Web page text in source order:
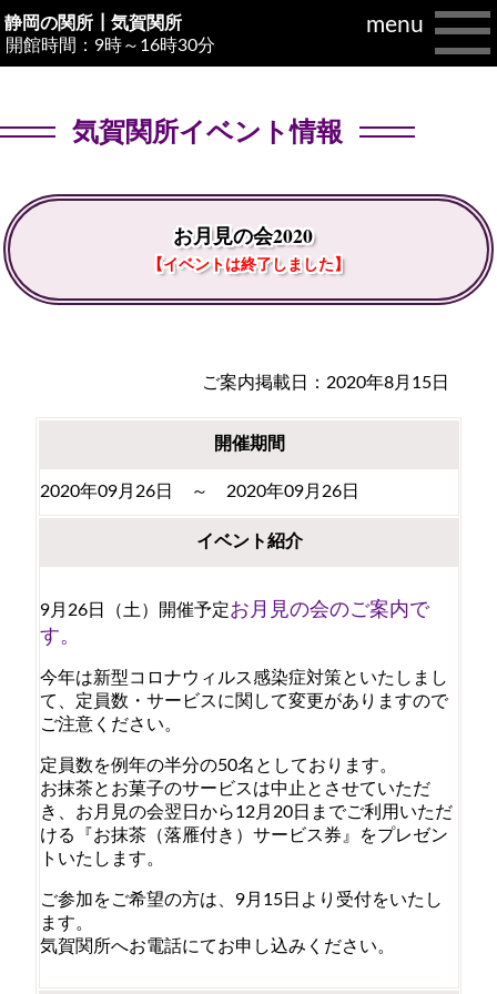
静岡の関所┃気賀関所
開館時間：9時～16時30分
menu
気賀関所イベント情報
お月見の会2020
【イベントは終了しました】
ご案内掲載日：2020年8月15日
開催期間
2020年09月26日 ～ 2020年09月26日
イベント紹介
9月26日（土）開催予定お月見の会のご案内で
す。
今年は新型コロナウィルス感染症対策といたしまし
て、定員数・サービスに関して変更がありますので
ご注意ください。
定員数を例年の半分の50名としております。
お抹茶とお菓子のサービスは中止とさせていただ
き、お月見の会翌日から12月20日までご利用いただ
ける『お抹茶（落雁付き）サービス券』をプレゼン
トいたします。
ご参加をご希望の方は、9月15日より受付をいたし
ます。
気賀関所へお電話にてお申し込みください。